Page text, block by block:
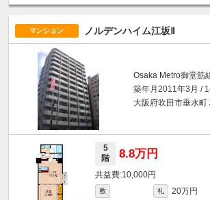
マンション ノルデンハイム江坂Ⅱ
Osaka Metro御堂筋
築年月2011年3月 /
大阪府吹田市垂水
5
階
8.8万円
10,000円
敷 礼
20万円